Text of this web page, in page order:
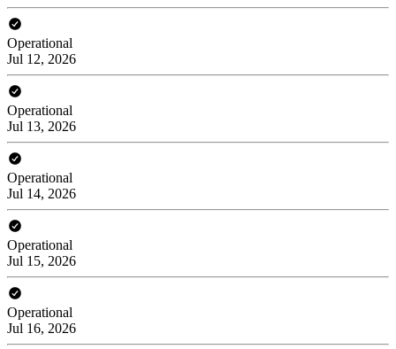
Operational
Jul 12, 2026
Operational
Jul 13, 2026
Operational
Jul 14, 2026
Operational
Jul 15, 2026
Operational
Jul 16, 2026